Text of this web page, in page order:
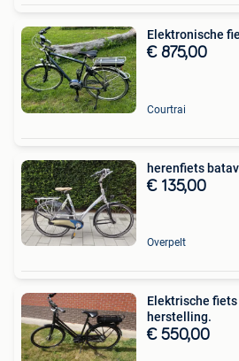
Elektronische
€ 875,00
Courtrai
herenfiets
€ 135,00
Overpelt
Elektrische
herstelling.
€ 550,00